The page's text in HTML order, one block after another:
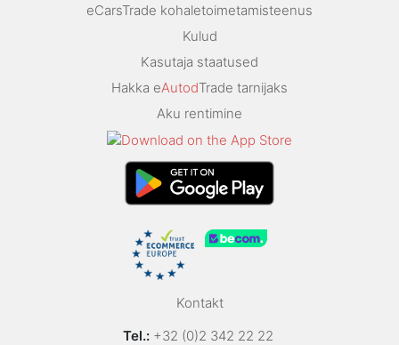
eCarsTrade kohaletoimetamisteenus
Kulud
Kasutaja staatused
Hakka eAutodTrade tarnijaks
Aku rentimine
Kontakt
Tel.: +32 (0)2 342 22 22